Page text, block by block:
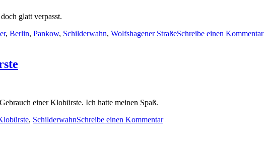
glatt verpasst.
, Berlin, Pankow, Schilderwahn, Wolfshagener StraßeSchreibe einen Kommentarzu
einer Klobürste. Ich hatte meinen Spaß.
, SchilderwahnSchreibe einen Kommentarzu